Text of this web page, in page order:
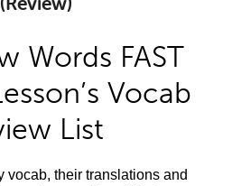
Words FAST
Vocab
List
vocab, their translations and